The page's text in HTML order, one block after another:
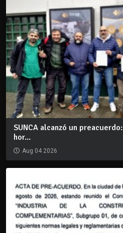
SUNCA alcanzó un
hor...
Aug 04 2026